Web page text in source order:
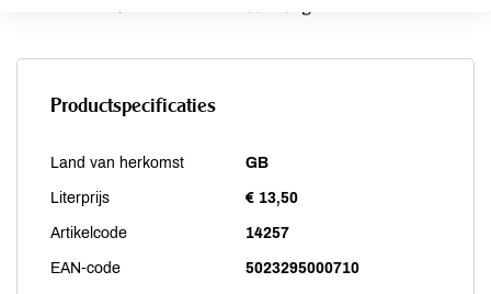
Productspecificaties
Land van herkomst GB
Literprijs € 13,50
Artikelcode 14257
EAN-code 5023295000710